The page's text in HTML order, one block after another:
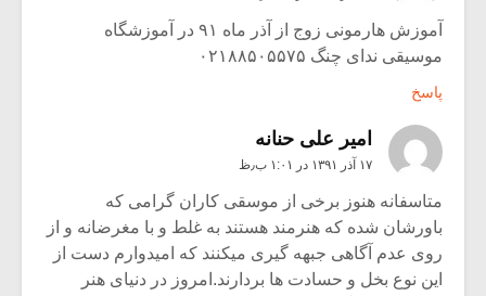
آموزش هارمونی زوج از آذر ماه ۹۱ در آموزشگاه
موسیقی ندای چنگ ۰۲۱۸۸۵۰۵۵۷۵
پاسخ
امیر علی حنانه
۱۷ آذر ۱۳۹۱ در ۱:۰۱ ب٫ظ
متاسفانه هنوز برخی از موسقی کاران گرامی که
باورشان شده که هنرمند هستند به غلط و با مغرضانه و از
روی عدم آگاهی جبهه گیری میکنند که امیدوارم دست از
این نوع بخل و حسادت ها بردارند.امروز در دنیای هنر